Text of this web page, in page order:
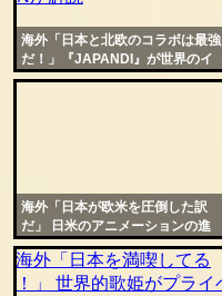
海外「日本と北欧のコラボは最強
だ！」『JAPANDI』が世界のイ
ンテリアを席巻する理由をCNN
海外「日本が欧米を圧倒した訳
だ」 日米のアニメーションの進
化の差が酷いと話題に